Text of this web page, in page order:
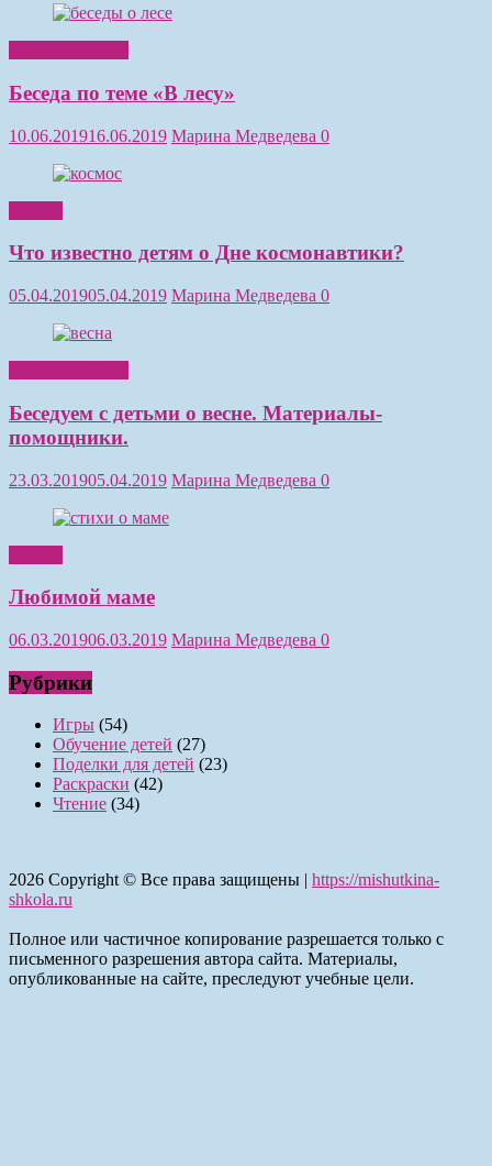
Беседа по теме «В лесу»
10.06.201916.06.2019 Марина Медведева 0
Что известно детям о Дне космонавтики?
05.04.201905.04.2019 Марина Медведева 0
Беседуем с детьми о весне. Материалы-
помощники.
23.03.201905.04.2019 Марина Медведева 0
Любимой маме
06.03.201906.03.2019 Марина Медведева 0
Рубрики
Игры (54)
Обучение детей (27)
Поделки для детей (23)
Раскраски (42)
Чтение (34)
2026 Copyright © Все права защищены | https://mishutkina-
shkola.ru
Полное или частичное копирование разрешается только с
письменного разрешения автора сайта. Материалы,
опубликованные на сайте, преследуют учебные цели.